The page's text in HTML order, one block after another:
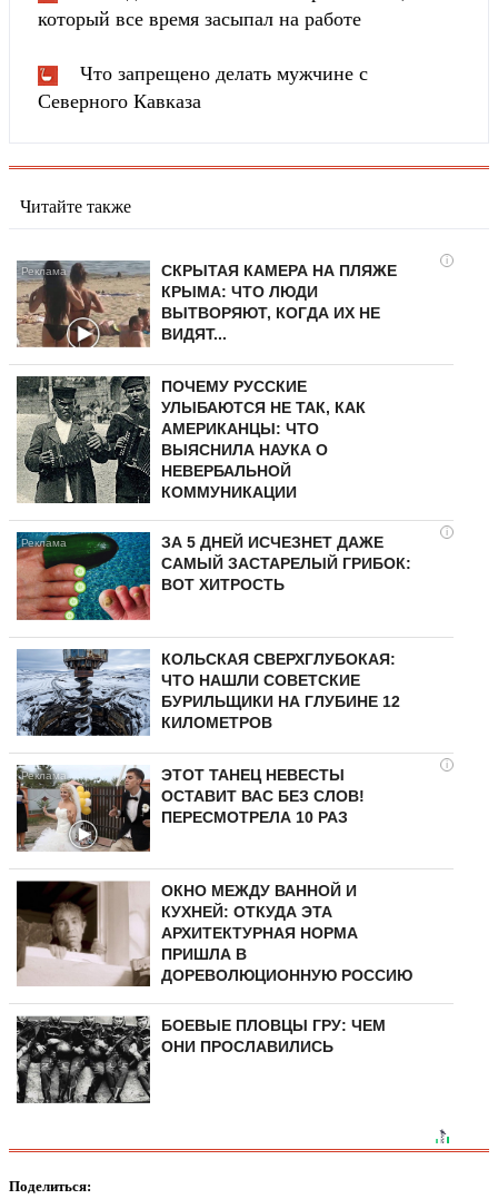
который все время засыпал на работе
Что запрещено делать мужчине с
Северного Кавказа
Читайте также
i
СКРЫТАЯ КАМЕРА НА ПЛЯЖЕ
КРЫМА: ЧТО ЛЮДИ
ВЫТВОРЯЮТ, КОГДА ИХ НЕ
ВИДЯТ...
ПОЧЕМУ РУССКИЕ
УЛЫБАЮТСЯ НЕ ТАК, КАК
АМЕРИКАНЦЫ: ЧТО
ВЫЯСНИЛА НАУКА О
НЕВЕРБАЛЬНОЙ
КОММУНИКАЦИИ
i
ЗА 5 ДНЕЙ ИСЧЕЗНЕТ ДАЖЕ
САМЫЙ ЗАСТАРЕЛЫЙ ГРИБОК:
ВОТ ХИТРОСТЬ
КОЛЬСКАЯ СВЕРХГЛУБОКАЯ:
ЧТО НАШЛИ СОВЕТСКИЕ
БУРИЛЬЩИКИ НА ГЛУБИНЕ 12
КИЛОМЕТРОВ
i
ЭТОТ ТАНЕЦ НЕВЕСТЫ
ОСТАВИТ ВАС БЕЗ СЛОВ!
ПЕРЕСМОТРЕЛА 10 РАЗ
ОКНО МЕЖДУ ВАННОЙ И
КУХНЕЙ: ОТКУДА ЭТА
АРХИТЕКТУРНАЯ НОРМА
ПРИШЛА В
ДОРЕВОЛЮЦИОННУЮ РОССИЮ
БОЕВЫЕ ПЛОВЦЫ ГРУ: ЧЕМ
ОНИ ПРОСЛАВИЛИСЬ
Поделиться: